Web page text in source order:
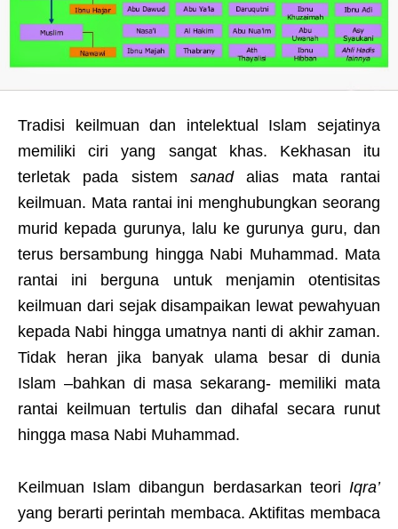
Tradisi keilmuan dan intelektual Islam sejatinya
memiliki ciri yang sangat khas. Kekhasan itu
terletak pada sistem sanadalias mata rantai
keilmuan. Mata rantai ini menghubungkan seorang
murid kepada gurunya, lalu ke gurunya guru, dan
terus bersambung hingga Nabi Muhammad. Mata
rantai ini berguna untuk menjamin otentisitas
keilmuan dari sejak disampaikan lewat pewahyuan
kepada Nabi hingga umatnya nanti di akhir zaman.
Tidak heran jika banyak ulama besar di dunia
Islam –bahkan di masa sekarang- memiliki mata
rantai keilmuan tertulis dan dihafal secara runut
hingga masa Nabi Muhammad.
Keilmuan Islam dibangun berdasarkan teori Iqra’
yang berarti perintah membaca. Aktifitas membaca